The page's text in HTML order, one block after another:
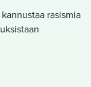
rasismia